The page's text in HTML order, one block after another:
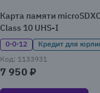
Карта памяти
Class 10 UHS-I
0·0·12
Кредит для
Код: 1133931
7 950 ₽